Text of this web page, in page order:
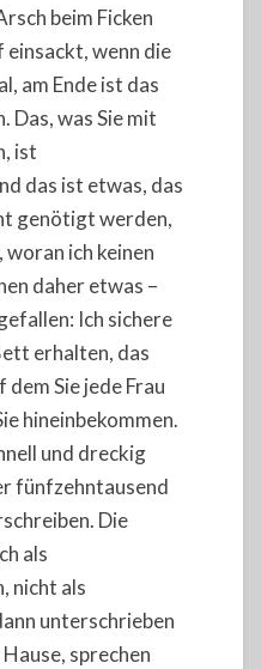
beim Ficken
einsackt, wenn die
am Ende ist das
Das, was Sie mit
ist
das ist etwas, das
genötigt werden,
ich keinen
daher etwas –
Ich sichere
erhalten, das
Sie jede Frau
hineinbekommen.
und dreckig
fünfzehntausend
Die
als
nicht als
unterschrieben
sprechen